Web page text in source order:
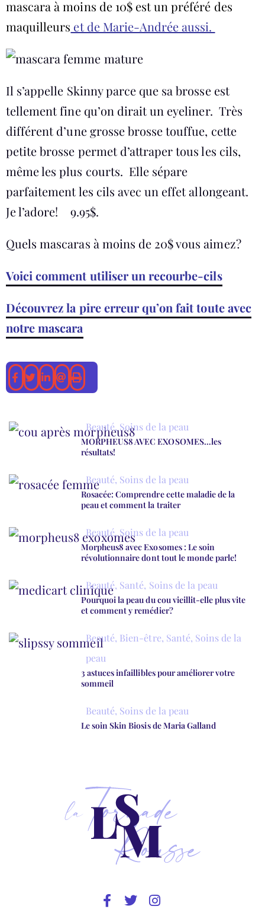
mascara à moins de 10$ est un préféré des
maquilleurs et de Marie-Andrée aussi.
Il s’appelle Skinny parce que sa brosse est
tellement fine qu’on dirait un eyeliner. Très
différent d’une grosse brosse touffue, cette
petite brosse permet d’attraper tous les cils,
même les plus courts. Elle sépare
parfaitement les cils avec un effet allongeant.
Je l’adore! 9.95$.
Quels mascaras à moins de 20$ vous aimez?
Voici comment utiliser un recourbe-cils
Découvrez la pire erreur qu’on fait toute avec
notre mascara
Beauté,Soins de la peau
MORPHEUS8 AVEC EXOSOMES…les
résultats!
Beauté, Soins de la peau
Rosacée: Comprendre cette maladie de la
peau et comment la traiter
Beauté,Soins de la peau
Morpheus8 avec Exosomes : Le soin
révolutionnaire dont tout le monde parle!
Beauté, Santé, Soins de la peau
Pourquoi la peau du cou vieillit-elle plus vite
et comment y remédier?
Beauté, Bien-être, Santé, Soins de la
peau
3 astuces infaillibles pour améliorer votre
sommeil
Beauté, Soins de la peau
Le soin Skin Biosis de Maria Galland